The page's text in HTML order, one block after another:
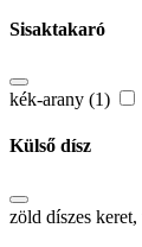
Sisaktakaró
kék-arany (1)
Külső dísz
zöld díszes